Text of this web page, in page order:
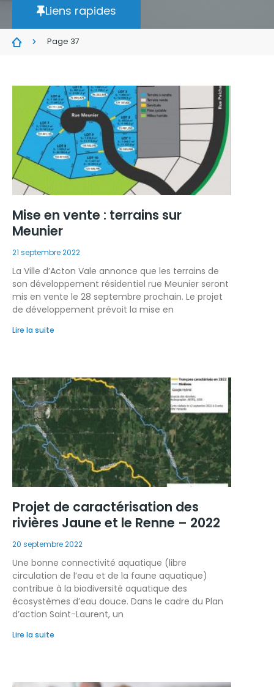
Liens rapides
Page 37
Mise en vente : terrains sur
Meunier
21 septembre 2022
La Ville d’Acton Vale annonce que les terrains de
son développement résidentiel rue Meunier seront
mis en vente le 28 septembre prochain. Le projet
de développement prévoit la mise en
Lire la suite
Projet de caractérisation des
rivières Jaune et le Renne – 2022
20 septembre 2022
Une bonne connectivité aquatique (libre
circulation de l’eau et de la faune aquatique)
contribue à la biodiversité aquatique des
écosystèmes d’eau douce. Dans le cadre du Plan
d’action Saint-Laurent, un
Lire la suite